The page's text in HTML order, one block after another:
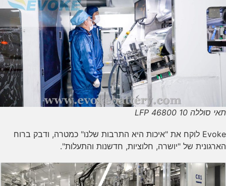
תאי סוללה LFP 46800 10
Evoke לוקח את "איכות היא התרבות שלנו" כמטרה, ודבק ברוח
הארגונית של "יושרה, חלוציות, חדשנות והתעלות".